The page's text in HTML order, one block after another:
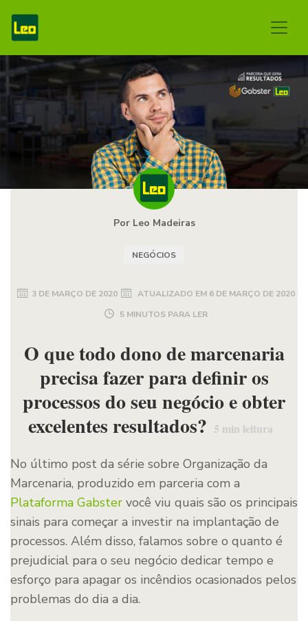
Por Leo Madeiras
NEGÓCIOS
3 DE MARÇO DE 2020 ATUALIZADO EM 6 DE MARÇO DE 2020
5 MINUTOS PARA LER
O que todo dono de marcenaria
precisa fazer para definir os
processos do seu negócio e obter
excelentes resultados? 5 min leitura
No último post da série sobre Organização da
Marcenaria, produzido em parceria com a
Plataforma Gabster você viu quais são os principais
sinais para começar a investir na implantação de
processos. Além disso, falamos sobre o quanto é
prejudicial para o seu negócio dedicar tempo e
esforço para apagar os incêndios ocasionados pelos
problemas do dia a dia.